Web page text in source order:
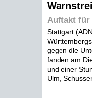
Auftakt für
Stattgart
gegen die
fanden am
und einer
Ulm,